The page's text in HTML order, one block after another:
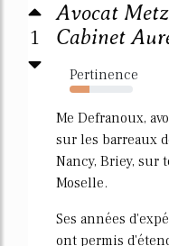
1
Avocat
Cabinet
Pertinence
32%
Me Defranoux,
sur les barreaux
Nancy, Briey, sur
Moselle.
Ses années
ont permis